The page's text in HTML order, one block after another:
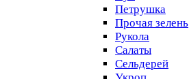
Петрушка
Прочая зелень
Рукола
Салаты
Сельдерей